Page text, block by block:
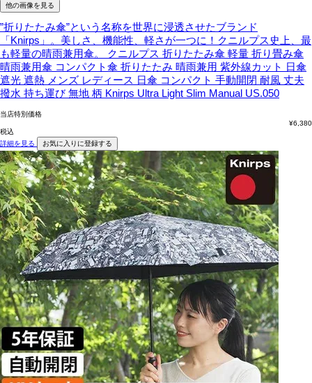
他の画像を見る
”折りたたみ傘”という名称を世界に浸透させたブランド
「Knirps」。美しさ、機能性、軽さが一つに！クニルプス史上、最
も軽量の晴雨兼用傘。
クニルプス 折りたたみ傘 軽量 折り畳み傘
晴雨兼用傘 コンパクト傘 折りたたみ 晴雨兼用 紫外線カット 日傘
遮光 遮熱 メンズ レディース 日傘 コンパクト 手動開閉 耐風 丈夫
撥水 持ち運び 無地 柄 Knirps Ultra Light Slim Manual US.050
当店特別価格
¥6,380
税込
詳細を見る
お気に入りに登録する